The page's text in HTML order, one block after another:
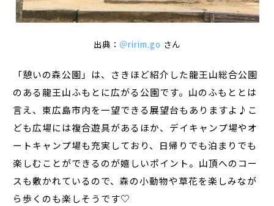
出典： ＠ririm.go さん
「憩いの森公園」は、さきほど紹介した龍王山総合公園
のある龍王山ふもとに広がる公園です。山のふもととは
言え、東広島市内を一望できる展望台もありますよ♪こ
ども広場には複合遊具があるほか、デイキャンプ場やオ
ートキャンプ場も充実しており、日帰りでも泊まりでも
楽しむことができるのが嬉しいポイント。山頂へのコー
スも敷かれているので、森の小動物や草花を楽しみなが
ら歩くのも楽しそうです♡